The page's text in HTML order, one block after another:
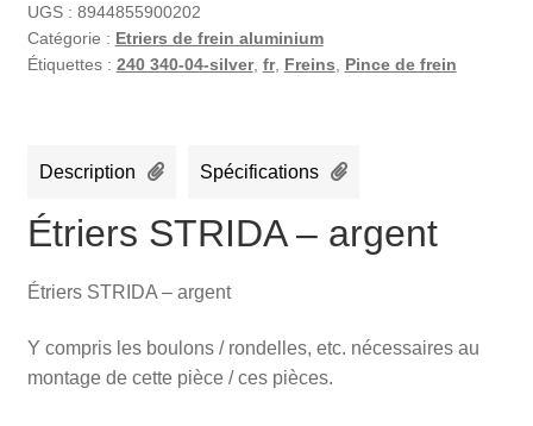
UGS : 8944855900202
Catégorie : Etriers de frein aluminium
Étiquettes : 240 340-04-silver, fr, Freins Pince de frein
Description Spécifications
Étriers STRIDA – argent
Étriers STRIDA – argent
Y compris les boulons / rondelles, etc. nécessaires au
montage de cette pièce / ces pièces.